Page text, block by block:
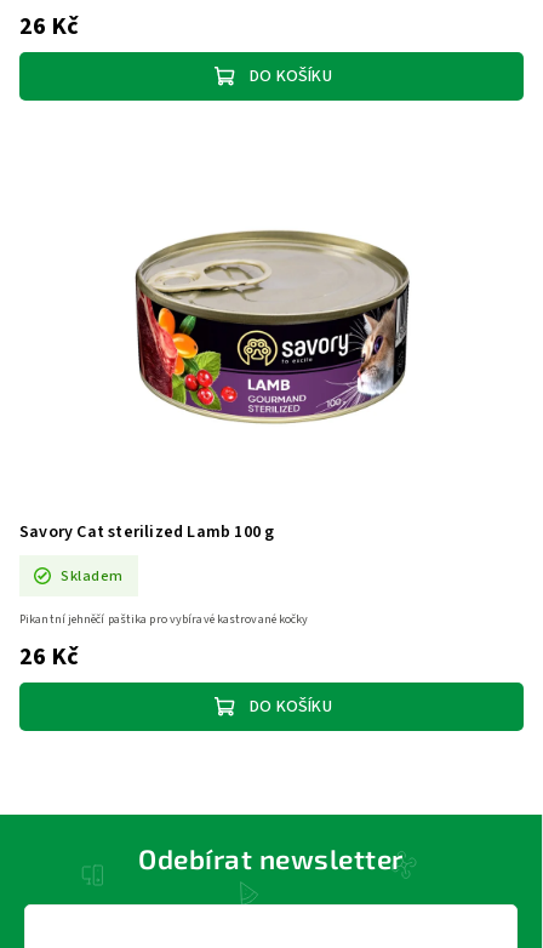
26 Kč
DO KOŠÍKU
Savory Cat sterilized Lamb 100 g
Skladem
26 Kč
DO KOŠÍKU
Pikantní jehněčí paštika pro vybíravé kastrované kočky
Odebírat newsletter